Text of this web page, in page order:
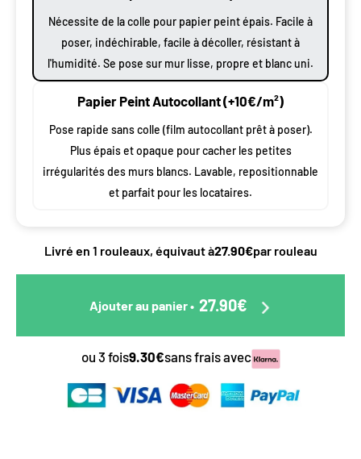
Nécessite de la colle pour papier peint épais. Facile à
poser, indéchirable, facile à décoller, résistant à
l'humidité. Se pose sur mur lisse, propre et blanc uni.
Papier Peint Autocollant (+10€/m²)
Pose rapide sans colle (film autocollant prêt à poser).
Plus épais et opaque pour cacher les petites
irrégularités des murs blancs. Lavable, repositionnable
et parfait pour les locataires.
Livré en 1 rouleaux, équivaut à27.90€par rouleau
Ajouter au panier• 27.90€
ou 3 fois9.30€sans frais avec